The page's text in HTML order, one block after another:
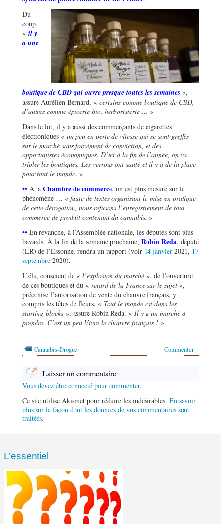
Du
coup,
« il y
a une
boutique de CBD qui ouvre presque toutes les semaines »,
assure Aurélien Bernard, « certains comme boutique de CBD,
d’autres comme épicerie bio, herboristerie … »
Dans le lot, il y a aussi des commerçants de cigarettes
électroniques « un peu en perte de vitesse qui se sont greffés
sur le marché sans forcément de conviction, et des
opportunistes économiques. D’ici à la fin de l’année, on va
tripler les boutiques. Les verrous ont sauté et il y a de la place
pour tout le monde. »
•• À la Chambre de commerce, on est plus mesuré sur le
phénomène … « faute de textes organisant la mise en pratique
de cette dérogation, nous refusons l’enregistrement de tout
commerce de produit contenant du cannabis. »
•• En revanche, à l’Assemblée nationale, les députés sont plus
bavards. À la fin de la semaine prochaine, Robin Reda, député
(LR) de l’Essonne, rendra un rapport (voir 14 janvier 2021, 17
septembre 2020).
L’élu, conscient de « l’explosion du marché », de l’ouverture
de ces boutiques et du « retard de la France sur le sujet »,
préconise l’autorisation de vente du chanvre français, y
compris les têtes de fleurs. « Tout le monde est dans les
starting-blocks », assure Robin Reda. « Il y a un marché à
prendre. C’est un peu Vivre le chanvre français ! »
Commenter
Cannabis-Drogue
Laisser un commentaire
Vous devez être connecté pour commenter.
Ce site utilise Akismet pour réduire les indésirables. En savoir
plus sur la façon dont les données de vos commentaires sont
traitées.
L’essentiel